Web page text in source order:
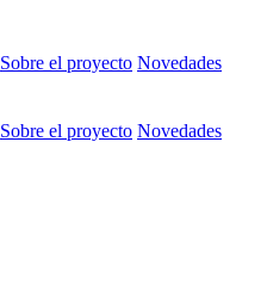
Sobre el proyecto Novedades
Sobre el proyecto Novedades